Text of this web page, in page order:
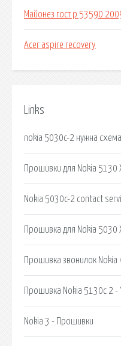
Майонез гост р 53590
Acer aspire recovery
Links
nokia 5030c-2 нужна схема.
Прошивки для Nokia 5130
Nokia 5030c-2 contact
Прошивка для Nokia 5030
Прошивка звонилок Nokia
Прошивка Nokia 5130c 2 -
Nokia 3 - Прошивки